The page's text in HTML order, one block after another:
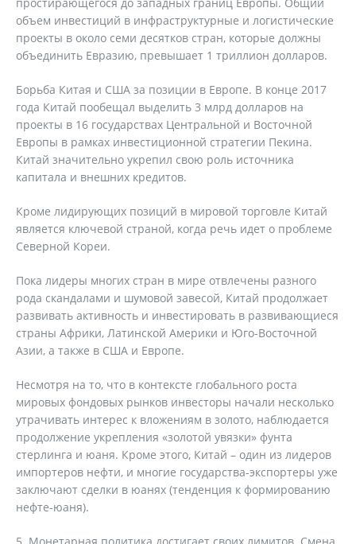
объем инвестиций в инфраструктурные и логистические
проекты в около семи десятков стран, которые должны
объединить Евразию, превышает 1 триллион долларов.
Борьба Китая и США за позиции в Европе. В конце 2017
года Китай пообещал выделить 3 млрд долларов на
проекты в 16 государствах Центральной и Восточной
Европы в рамках инвестиционной стратегии Пекина.
Китай значительно укрепил свою роль источника
капитала и внешних кредитов.
Кроме лидирующих позиций в мировой торговле Китай
является ключевой страной, когда речь идет о проблеме
Северной Кореи.
Пока лидеры многих стран в мире отвлечены разного
рода скандалами и шумовой завесой, Китай продолжает
развивать активность и инвестировать в развивающиеся
страны Африки, Латинской Америки и Юго-Восточной
Азии, а также в США и Европе.
Несмотря на то, что в контексте глобального роста
мировых фондовых рынков инвесторы начали несколько
утрачивать интерес к вложениям в золото, наблюдается
продолжение укрепления «золотой увязки» фунта
стерлинга и юаня. Кроме этого, Китай – один из лидеров
импортеров нефти, и многие государства-экспортеры уже
заключают сделки в юанях (тенденция к формированию
нефте-юаня).